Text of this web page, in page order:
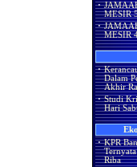
·
MESIR
·
MESIR
·
Dalam
Akhir
· Studi
Hari
· KPR
Riba